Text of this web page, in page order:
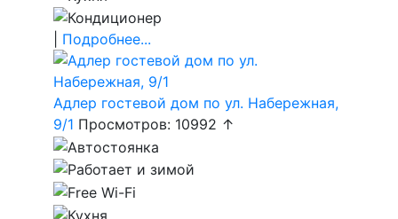
Подробнее...
Адлер гостевой дом по ул. Набережная,
9/1 Просмотров: 10992 ↑